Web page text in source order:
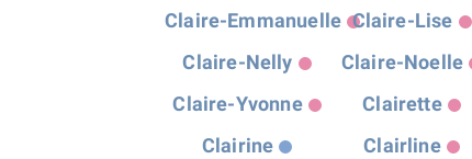
Claire-Emmanuelle Claire-Lise
Claire-Nelly
Claire-Noelle
Claire-Yvonne
Clairette
Clairine
Clairline